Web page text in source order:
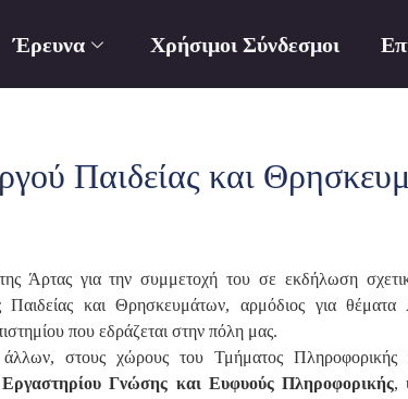
Έρευνα Χρήσιμοι Σύνδεσμοι
Παιδείας και
Άρτας για την συμμετοχή του σε εκδήλωση
και Θρησκευμάτων, αρμόδιος για θέματα
που εδράζεται στην πόλη μας.
στους χώρους του Τμήματος Πληροφορικής
Εργαστηρίου Γνώσης και Ευφυούς Πληροφορικής,